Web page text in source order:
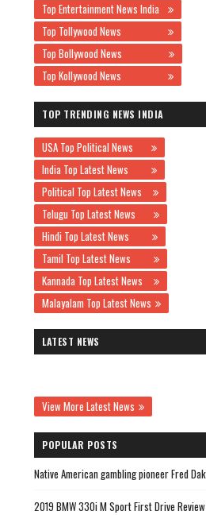
Top Entertainment News India
Top Tollywood News
Top Bollywood News
Top Kollywood News
TOP TRENDING NEWS INDIA
USA Top Political News
India Top Latest News
Political Top Latest News
Telugu Top Latest News
Hindi Top Latest News
Tamil Top Latest News
Kannada Top Latest News
Malayalam Top Latest News
LATEST NEWS
View More Latest News
POPULAR POSTS
Native American gambling pioneer Fred
2019 BMW 330i M Sport First Drive Review